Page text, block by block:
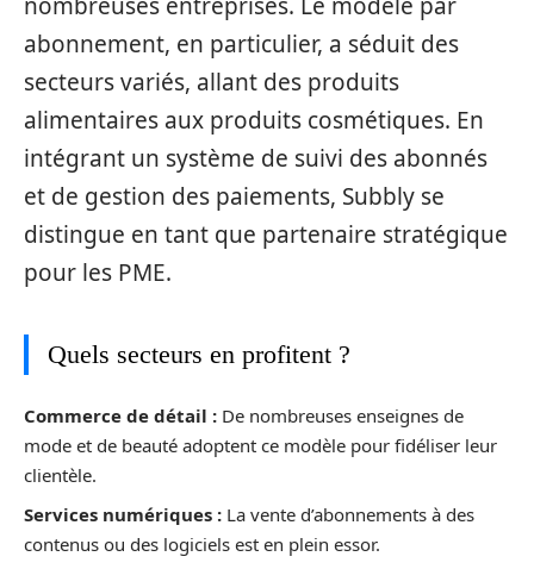
abonnement, en particulier, a séduit des
secteurs variés, allant des produits
alimentaires aux produits cosmétiques. En
intégrant un système de suivi des abonnés
et de gestion des paiements, Subbly se
distingue en tant que partenaire stratégique
pour les PME.
Quels secteurs en profitent ?
Commerce de détail : De nombreuses enseignes de
mode et de beauté adoptent ce modèle pour fidéliser leur
clientèle.
Services numériques : La vente d’abonnements à des
contenus ou des logiciels est en plein essor.